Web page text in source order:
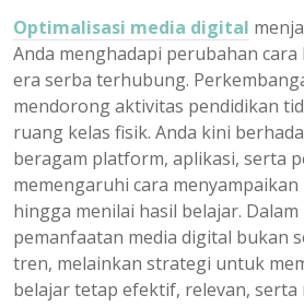
Optimalisasi media digital
Anda menghadapi perubahan
era serba terhubung.
mendorong aktivitas pendidikan
ruang kelas fisik. Anda kini
beragam platform, aplikasi, serta
memengaruhi cara
hingga menilai hasil belajar.
pemanfaatan media digital bukan
tren, melainkan strategi untuk
belajar tetap efektif, relevan, serta